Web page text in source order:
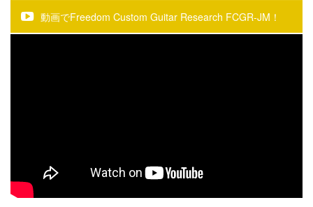
動画でFreedom Custom Guitar Research FCGR-JM！